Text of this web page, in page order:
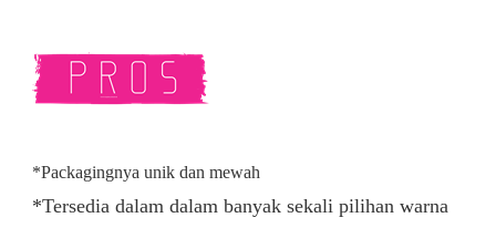
*Packagingnya unik dan mewah
*Tersedia dalam dalam banyak sekali pilihan warna